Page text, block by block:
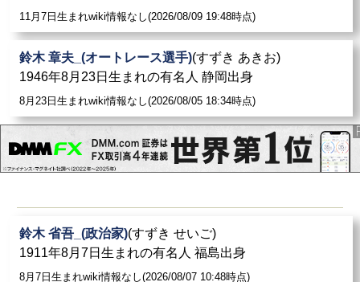
11月7日生まれwiki情報なし(2026/08/09 19:48時点)
鈴木 章夫_(オートレース選手)(すずき あきお)
1946年8月23日生まれの有名人 静岡出身
8月23日生まれwiki情報なし(2026/08/05 18:34時点)
鈴木 省吾_(政治家)(すずき せいご)
1911年8月7日生まれの有名人 福島出身
8月7日生まれwiki情報なし(2026/08/07 10:48時点)